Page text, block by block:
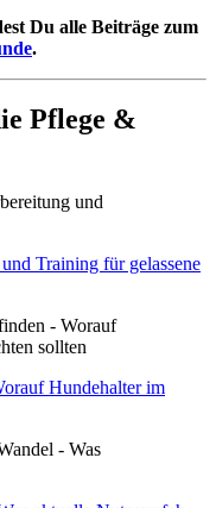
Du alle Beiträge zum
.
Pflege &
Trai­ning für gelas­se­ne
Hun­de­hal­ter im